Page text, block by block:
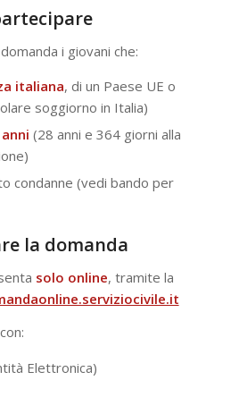
i giovani che:
italiana, di un Paese UE o
soggiorno in Italia)
(28 anni e 364 giorni alla
condanne (vedi bando per
la domanda
solo online, tramite la
Elettronica)